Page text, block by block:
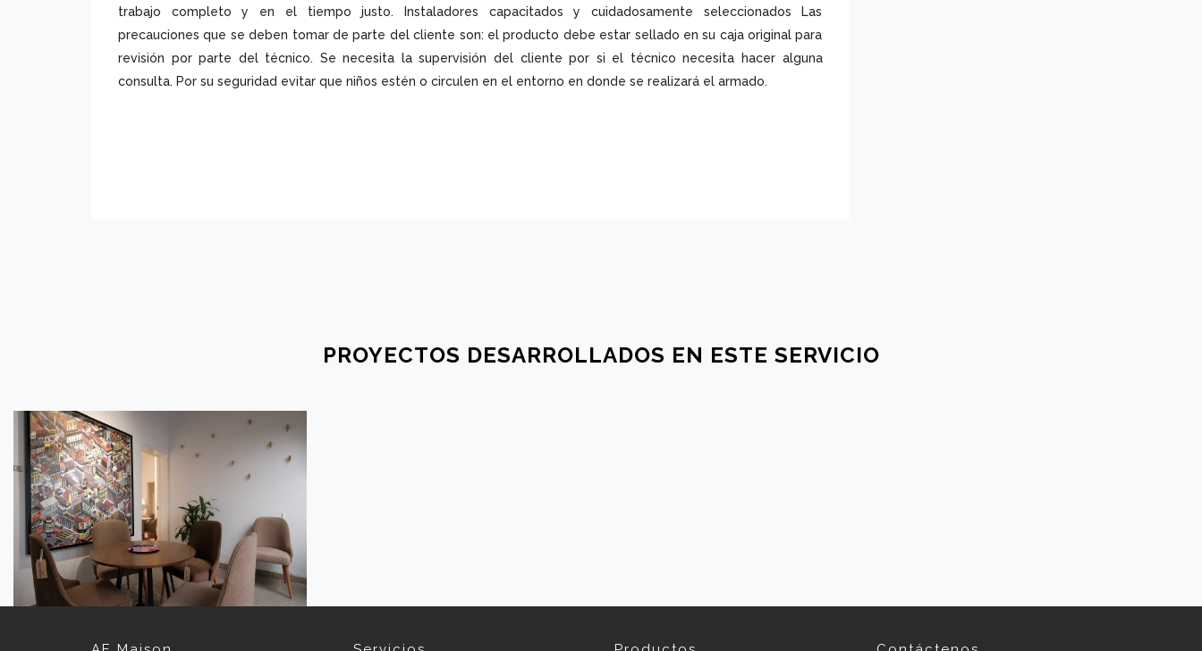
trabajo completo y en el tiempo justo. Instaladores capacitados y cuidadosamente seleccionados Las
precauciones que se deben tomar de parte del cliente son: el producto debe estar sellado en su caja original para
revisión por parte del técnico. Se necesita la supervisión del cliente por si el técnico necesita hacer alguna
consulta. Por su seguridad evitar que niños estén o circulen en el entorno en donde se realizará el armado.
PROYECTOS DESARROLLADOS EN ESTE SERVICIO